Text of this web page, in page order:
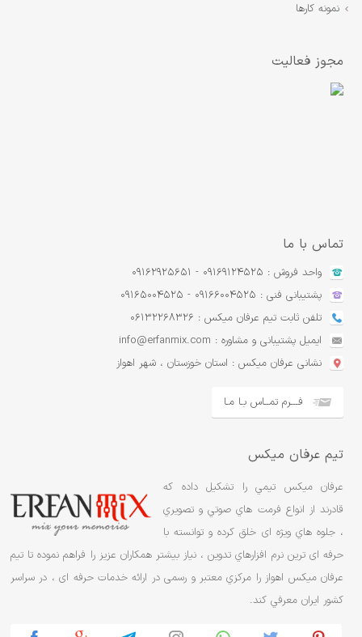
نمونه کارها
مجوز فعالیت
تماس با ما
واحد فروش : 09169124525 - 09162925651
پشتیبانی فنی : 09166004525 - 09165004525
تلفن ثابت تیم عرفان میکس : 06132268326
ایمیل پشتیبانی و مشاوره : info@erfanmix.com
نشانی عرفان میکس : استان خوزستان ، شهر اهواز
فـــرم تمــاس بـا مـا
تیم عرفان میکس
عرفان ميکس تيمي را تشکيل داده که
قادرند از انواع فرمت هاي صوتي و تصويري
، جلوه هاي ویژه ای خلق کرده و توانسته با
حرفه ای ترین نرم افزارهاي تدوین ، نياز بيشتر همکاران عزیز را فراهم نموده تا تیم
عرفان ميکس اهواز را مرکزي معتبر و رسمی در ارائه خدمات حرفه ای ، در سراسر
کشور ایران معرفي کند.